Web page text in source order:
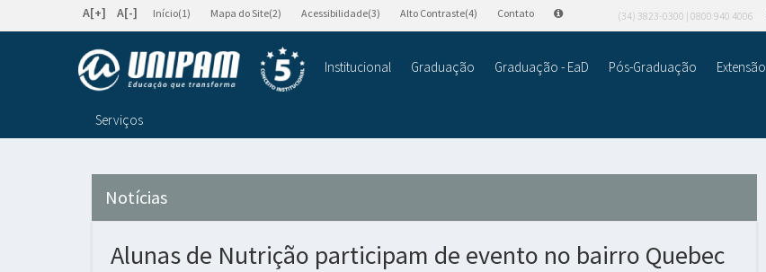
A[+] A[-] Início(1) Mapa do Site(2) Acessibilidade(3) Alto Contraste(4) Contato (34) 3823-0300 | 0800 940 4006
Institucional Graduação Graduação - EaD Pós-Graduação Extensão
Serviços
Notícias
Alunas de Nutrição participam de evento no bairro Quebec